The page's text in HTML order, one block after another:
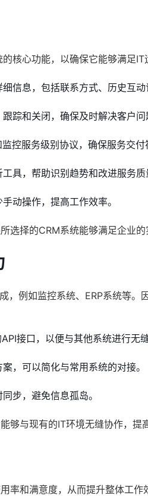
核心功能，以确保它能够满足
信息，包括联系方式、历史互动
踪和关闭，确保及时解决客户问
监控服务级别协议，确保服务交付
具，帮助识别趋势和改进服务质
动操作，提高工作效率。
选择的CRM系统能够满足企业的
，例如监控系统、ERP系统等
接口，以便与其他系统进行无缝
，可以简化与常用系统的对接。
步，避免信息孤岛。
够与现有的IT环境无缝协作，提
率和满意度，从而提升整体工作